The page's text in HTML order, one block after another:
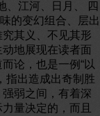
、江河、日月、 四
的变幻组合、层出
其义、不见其形
地展现在读者面
论，也是一例“以
指出造成出奇制胜
弱之间，有着深
量决定的，而且